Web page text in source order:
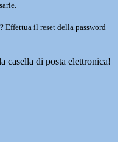
Effettua il reset della password
casella di posta elettronica!